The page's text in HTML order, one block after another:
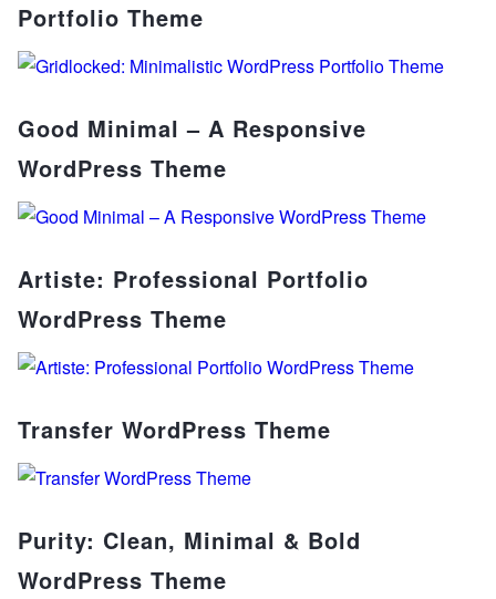
Portfolio Theme
Good Minimal – A Responsive
WordPress Theme
Artiste: Professional Portfolio
WordPress Theme
Transfer WordPress Theme
Purity: Clean, Minimal & Bold
WordPress Theme